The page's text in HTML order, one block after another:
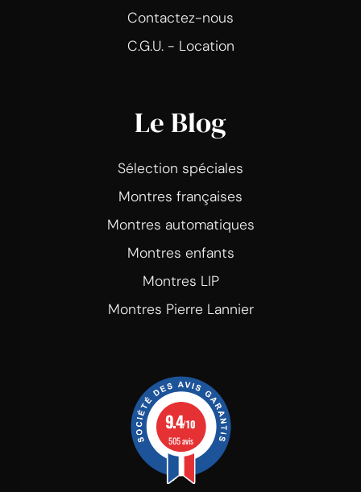
Contactez-nous
C.G.U. - Location
Le Blog
Sélection spéciales
Montres françaises
Montres automatiques
Montres enfants
Montres LIP
Montres Pierre Lannier
9.4/10
505 avis